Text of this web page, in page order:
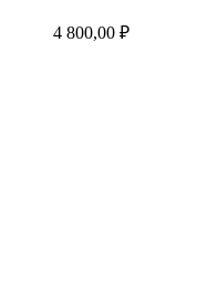
4 800,00 ₽